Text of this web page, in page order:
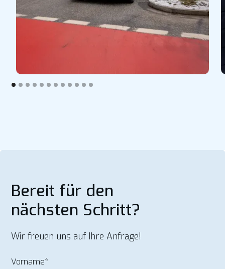
Bereit für den
nächsten Schritt?
Wir freuen uns auf Ihre Anfrage!
Vorname*